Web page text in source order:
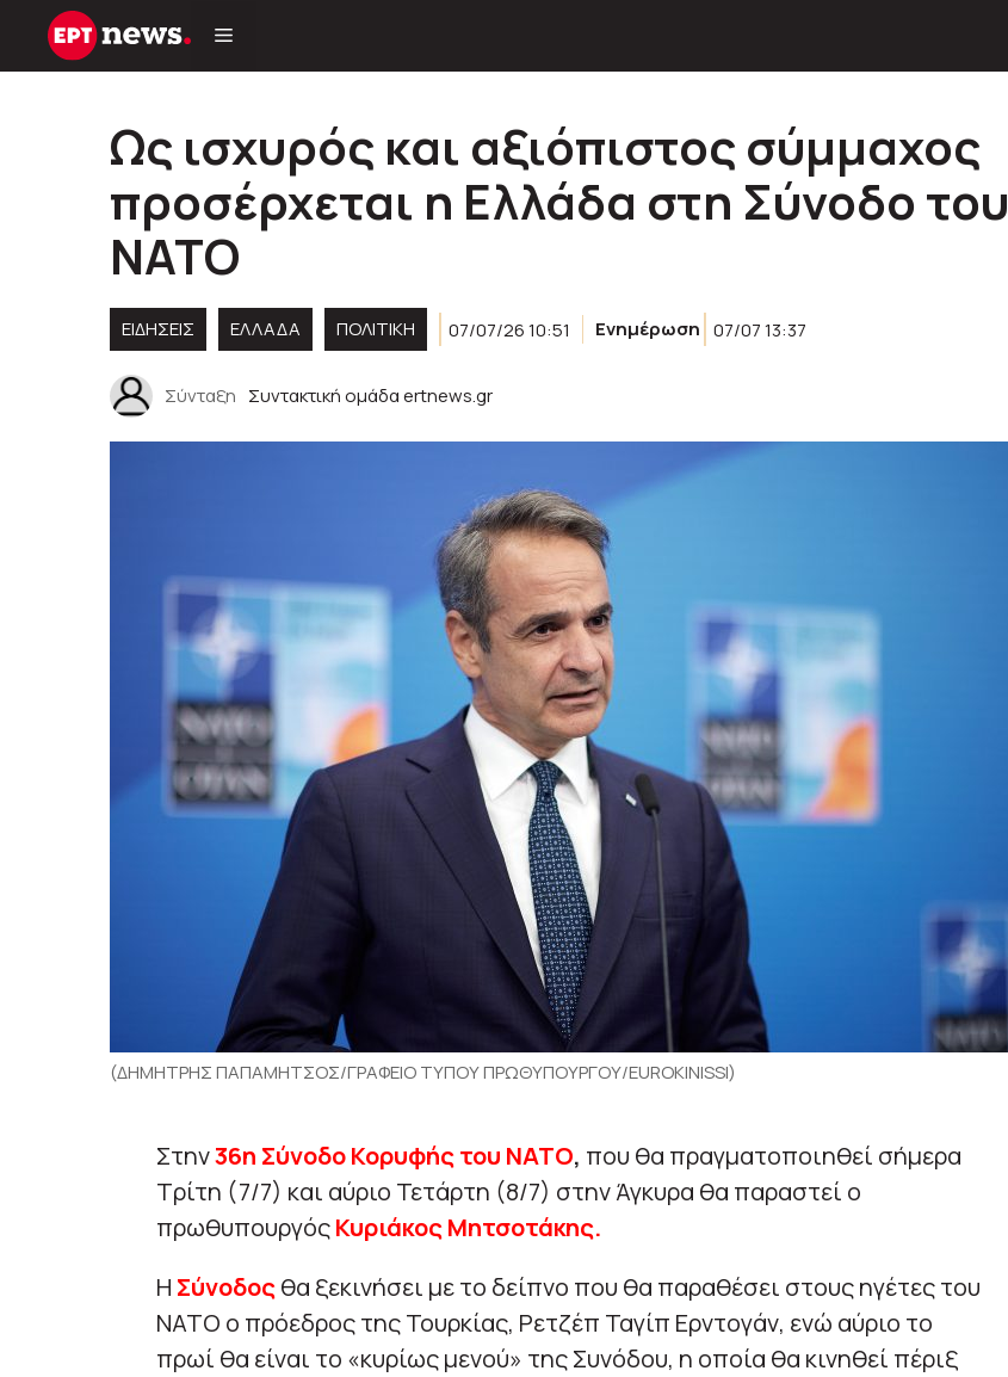
Μετάβαση
Ως ισχυρός και αξιόπιστος σύμμαχος
προσέρχεται η Ελλάδα στη Σύνοδο του
ΝΑΤΟ
ΕΙΔΗΣΕΙΣ ΕΛΛΑΔΑ ΠΟΛΙΤΙΚΉ 07/07/26 10:51 Ενημέρωση 07/07 13:37
Σύνταξη Συντακτική ομάδα ertnews.gr
(ΔΗΜΗΤΡΗΣ ΠΑΠΑΜΗΤΣΟΣ/ΓΡΑΦΕΙΟ ΤΥΠΟΥ ΠΡΩΘΥΠΟΥΡΓΟΥ/EUROKINISSI)
Στην36η Σύνοδο Κορυφής του ΝΑΤΟ, που θα πραγματοποιηθεί σήμερα
Τρίτη (7/7) και αύριο Τετάρτη (8/7) στην Άγκυρα θα παραστεί ο
πρωθυπουργός Κυριάκος Μητσοτάκης.
Η Σύνοδοςθα ξεκινήσει με το δείπνο που θα παραθέσει στους ηγέτες του
ΝΑΤΟ ο πρόεδρος της Τουρκίας, Ρετζέπ Ταγίπ Ερντογάν, ενώ αύριο το
πρωί θα είναι το «κυρίως μενού» της Συνόδου, η οποία θα κινηθεί πέριξ